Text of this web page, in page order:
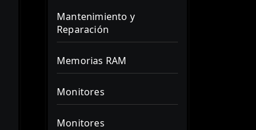
Mantenimiento y
Reparación
Memorias RAM
Monitores
Monitores